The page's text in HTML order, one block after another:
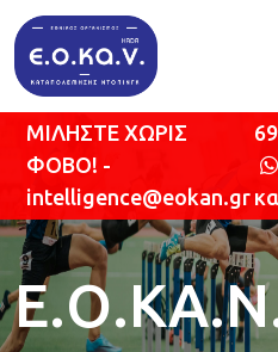
Παράκαμψη προς το κυρίως
ΜΙΛΗΣΤΕ ΧΩΡΙΣ
ΦΟΒΟ! -
intelligence@eokan.gr